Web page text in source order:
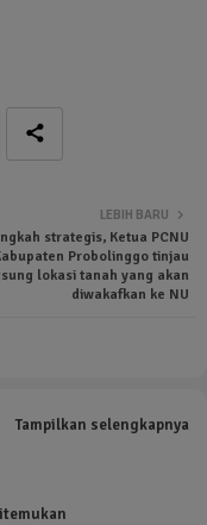
LEBIH BARU
strategis, Ketua PCNU
Probolinggo tinjau
lokasi tanah yang akan
diwakafkan ke NU
Tampilkan selengkapnya